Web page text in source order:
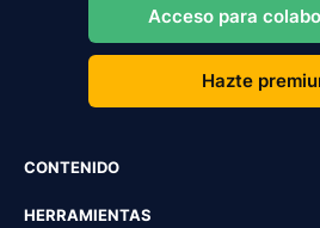
Acceso para
Hazte
CONTENIDO
HERRAMIENTAS